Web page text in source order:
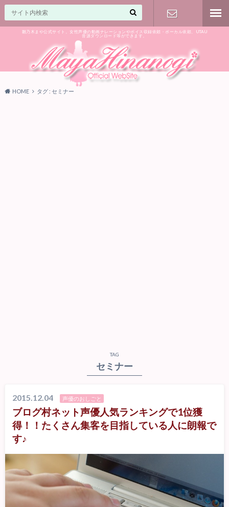
雛乃木まや公式サイト。女性声優の動画ナレーションやボイス収録依頼・ボーカル依頼、UTAU
音源ダウンロード等ができます。
気軽に♪
HOME タグ : セミナー
TAG
セミナー
2015.12.04 声優のおしごと
ブログ村ネット声優人気ランキングで1位獲
得！！たくさん集客を目指している人に朗報で
す♪